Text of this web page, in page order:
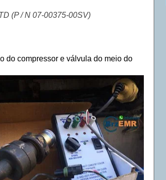
(P / N 07-00375-00SV)
do compressor e válvula do meio do